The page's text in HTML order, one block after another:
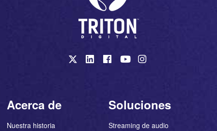
Acerca de
Nuestra historia
Soluciones
Streaming de audio